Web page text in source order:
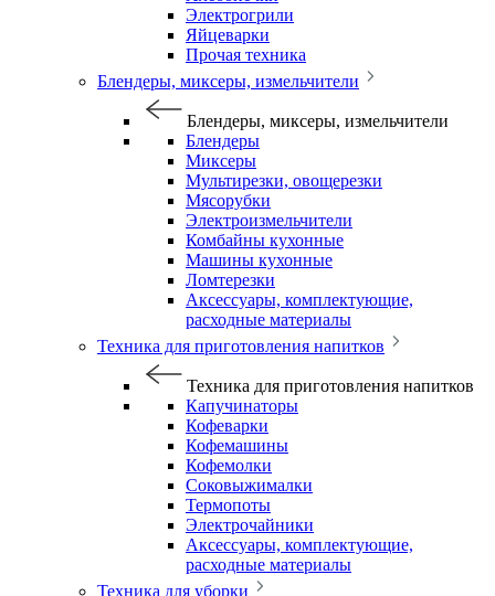
Электрогрили
Яйцеварки
Прочая техника
Блендеры, миксеры, измельчители
Блендеры, миксеры, измельчители
Блендеры
Миксеры
Мультирезки, овощерезки
Мясорубки
Электроизмельчители
Комбайны кухонные
Машины кухонные
Ломтерезки
Аксессуары, комплектующие,
расходные материалы
Техника для приготовления напитков
Техника для приготовления напитков
Капучинаторы
Кофеварки
Кофемашины
Кофемолки
Соковыжималки
Термопоты
Электрочайники
Аксессуары, комплектующие,
расходные материалы
Техника для уборки